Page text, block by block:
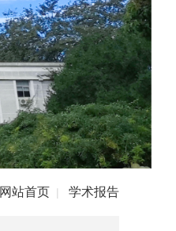
网站首页 | 学术报告